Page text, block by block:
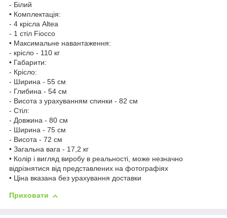
- Білий
• Комплектація:
- 4 крісла Altea
- 1 стіл Fiocco
• Максимальне навантаження:
- крісло - 110 кг
• Габарити:
- Крісло:
- Ширина - 55 см
- Глибина - 54 см
- Висота з урахуванням спинки - 82 см
- Стіл:
- Довжина - 80 см
- Ширина - 75 см
- Висота - 72 см
• Загальна вага - 17,2 кг
• Колір і вигляд виробу в реальності, може незначно
відрізнятися від представлених на фотографіях
• Ціна вказана без урахування доставки
Приховати